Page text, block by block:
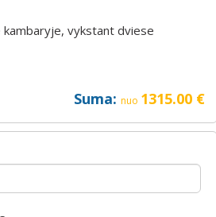
kambaryje, vykstant dviese
Suma: nuo 1315.00 €